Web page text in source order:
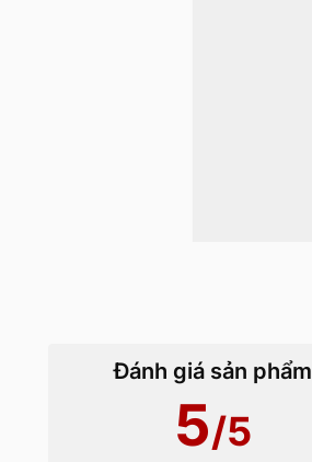
Đánh giá sản phẩm
5/5